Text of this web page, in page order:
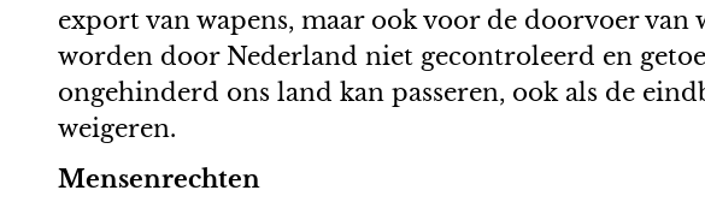
export van wapens, maar ook voor de doorvoer
worden door Nederland niet gecontroleerd en
ongehinderd ons land kan passeren, ook als de
weigeren.
Mensenrechten